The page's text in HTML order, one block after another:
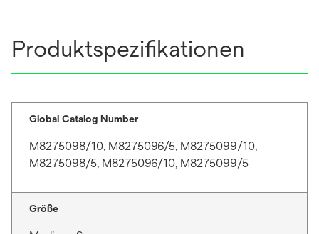
Produktspezifikationen
Global Catalog Number
M8275098/10, M8275096/5, M8275099/10,
M8275098/5, M8275096/10, M8275099/5
Größe